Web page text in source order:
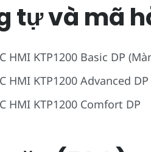
tự và mã
HMI KTP1200 Basic DP
HMI KTP1200 Advanced DP
HMI KTP1200 Comfort DP